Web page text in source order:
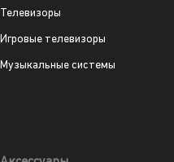
Телевизоры
Игровые телевизоры
Музыкальные системы